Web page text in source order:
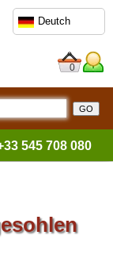
Deutch
0
545 708 080